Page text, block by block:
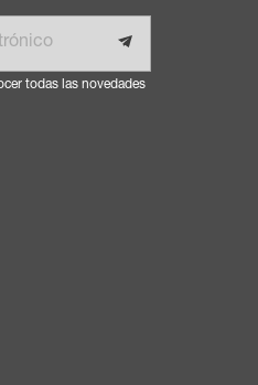
todas las novedades